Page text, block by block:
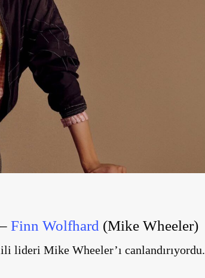
Finn Wolfhard (Mike Wheeler)
lideri Mike Wheeler’ı canlandırıyordu.